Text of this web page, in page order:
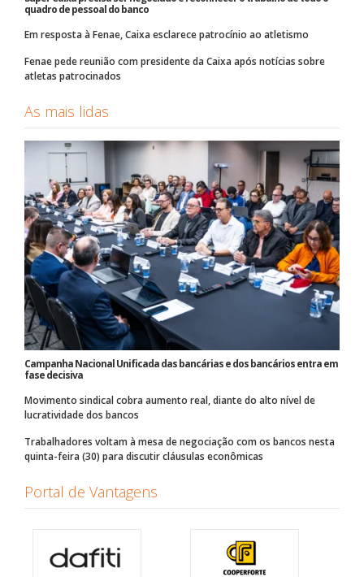
quadro de pessoal do banco
Em resposta à Fenae, Caixa esclarece patrocínio ao atletismo
Fenae pede reunião com presidente da Caixa após notícias sobre
atletas patrocinados
As mais lidas
Campanha Nacional Unificada das bancárias e dos bancários entra em
fase decisiva
Movimento sindical cobra aumento real, diante do alto nível de
lucratividade dos bancos
Trabalhadores voltam à mesa de negociação com os bancos nesta
quinta-feira (30) para discutir cláusulas econômicas
Portal de Vantagens